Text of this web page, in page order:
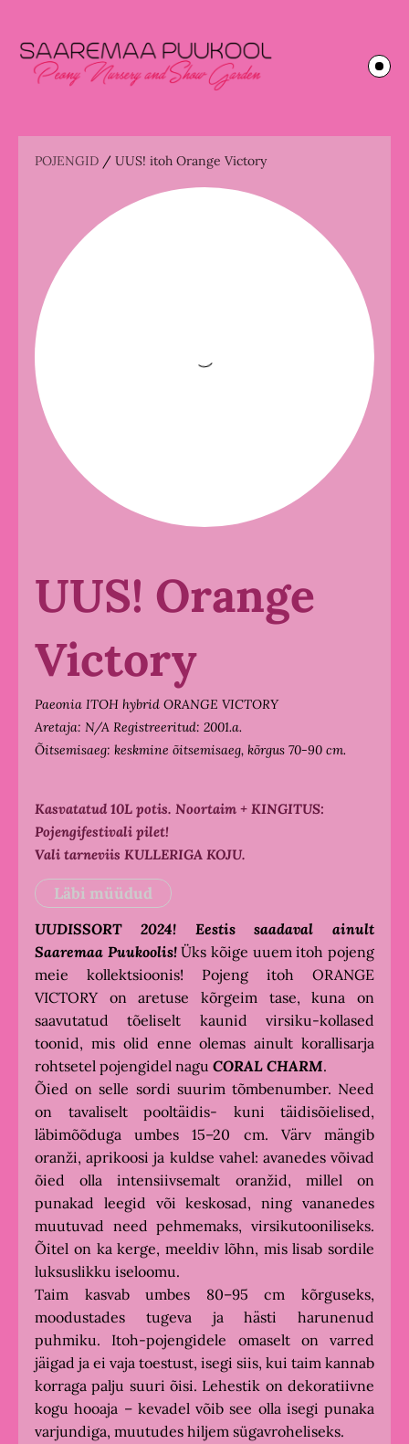
POJENGID / UUS! itoh Orange Victory
UUS! Orange
Victory
Paeonia ITOH hybrid ORANGE VICTORY
Aretaja: N/A Registreeritud: 2001.a.
Õitsemisaeg: keskmine õitsemisaeg, kõrgus 70-90 cm.
Kasvatatud 10L potis. Noortaim + KINGITUS:
Pojengifestivali pilet!
Vali tarneviis KULLERIGA KOJU.
Läbi müüdud
UUDISSORT 2024! Eestis saadaval ainult
Saaremaa Puukoolis!Üks kõige uuem itoh pojeng
meie kollektsioonis! Pojeng itoh ORANGE
VICTORY on aretuse kõrgeim tase, kuna on
saavutatud tõeliselt kaunid virsiku-kollased
toonid, mis olid enne olemas ainult korallisarja
rohtsetel pojengidel nagu CORAL CHARM.
Õied on selle sordi suurim tõmbenumber. Need
on tavaliselt pooltäidis- kuni täidisõielised,
läbimõõduga umbes 15–20 cm. Värv mängib
oranži, aprikoosi ja kuldse vahel: avanedes võivad
õied olla intensiivsemalt oranžid, millel on
punakad leegid või keskosad, ning vananedes
muutuvad need pehmemaks, virsikutooniliseks.
Õitel on ka kerge, meeldiv lõhn, mis lisab sordile
luksuslikku iseloomu.
Taim kasvab umbes 80–95 cm kõrguseks,
moodustades tugeva ja hästi harunenud
puhmiku. Itoh-pojengidele omaselt on varred
jäigad ja ei vaja toestust, isegi siis, kui taim kannab
korraga palju suuri õisi. Lehestik on dekoratiivne
kogu hooaja – kevadel võib see olla isegi punaka
varjundiga, muutudes hiljem sügavroheliseks.